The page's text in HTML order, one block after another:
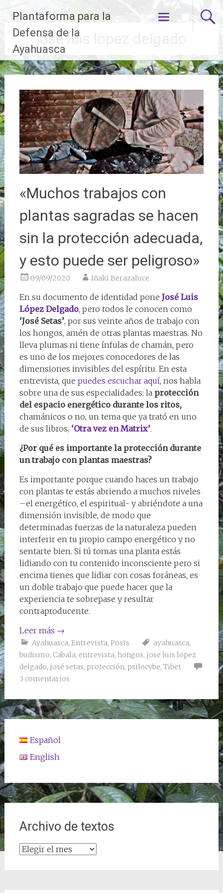
contenido
Plantaforma para la
Defensa de la
Ayahuasca
jose luis lopez delgado
«Muchos trabajos con
plantas sagradas se hacen
sin la protección adecuada,
y esto puede ser peligroso»
09/09/2020 Iñaki Berazaluce
En su documento de identidad pone José Luis
López Delgado, pero todos le conocen como
‘José Setas’, por sus veinte años de trabajo con
los hongos, amén de otras plantas maestras. No
lleva plumas ni tiene ínfulas de chamán, pero
es uno de los mejores conocedores de las
dimensiones invisibles del espíritu. En esta
entrevista, que puedes escuchar aquí, nos habla
sobre una de sus especialidades: la protección
del espacio energético durante los ritos,
chamánicos o no, un tema que ya trató en uno
de sus libros, ‘Otra vez en Matrix’.
¿Por qué es importante la protección durante
un trabajo con plantas maestras?
Es importante porque cuando haces un trabajo
con plantas te estás abriendo a muchos niveles
–el energético, el espiritual- y abriéndote a una
dimensión invisible, de modo que
determinadas fuerzas de la naturaleza pueden
interferir en tu propio campo energético y no
sentarte bien. Si tú tomas una planta estás
lidiando con tu contenido inconsciente pero si
encima tienes que lidiar con cosas foráneas, es
un doble trabajo que puede hacer que la
experiencia te sobrepase y resultar
contraproducente.
Leer más →
Ayahuasca, Entrevista, Posts ayahuasca,
budismo, Cabala, entrevista, hongos, jose luis lopez
delgado, josé setas, protección, psilocybe, Tibet
3 comentarios
Español
English
Archivo de textos
Archivo